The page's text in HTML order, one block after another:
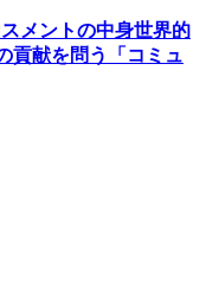
メントの中身世界的
貢献を問う「コミュ